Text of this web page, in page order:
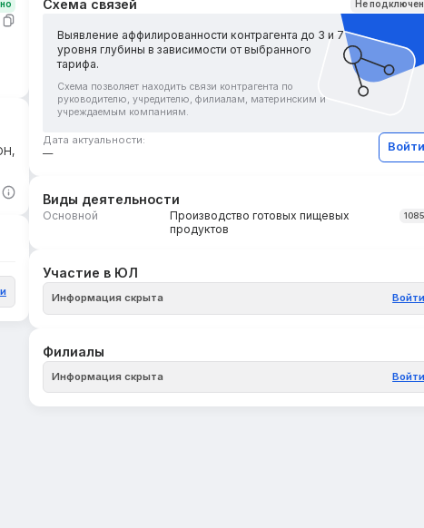
Схема связей Не
Выявление аффилированности контрагента до 3 и 7
уровня глубины в зависимости от выбранного
тарифа.
Схема позволяет находить связи контрагента по
руководителю, учредителю, филиалам, материнским и
учреждаемым компаниям.
Дата актуальности:
—
Войти
Виды деятельности
Основной
Производство готовых пищевых
продуктов
Участие в ЮЛ
Информация скрыта Войти
Филиалы
Информация скрыта Войти